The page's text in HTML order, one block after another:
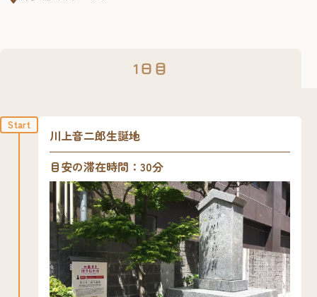
1日目
Start
川上音二郎生誕地
目安の滞在時間：30分